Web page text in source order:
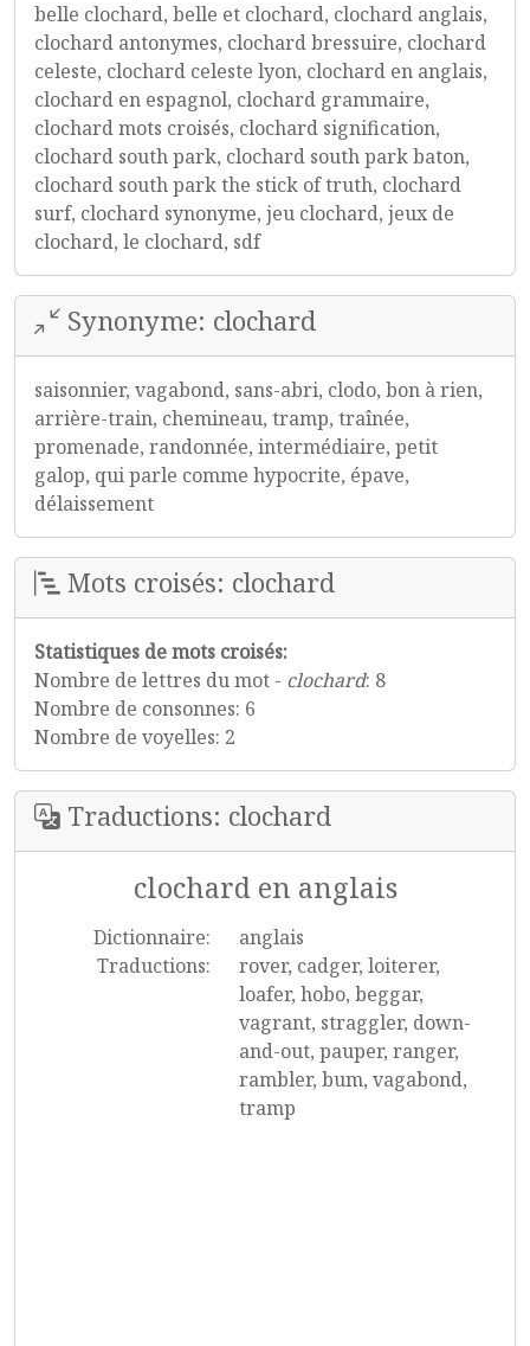
belle clochard, belle et clochard, clochard anglais,
clochard antonymes, clochard bressuire, clochard
celeste, clochard celeste lyon, clochard en anglais,
clochard en espagnol, clochard grammaire,
clochard mots croisés, clochard signification,
clochard south park, clochard south park baton,
clochard south park the stick of truth, clochard
surf, clochard synonyme, jeu clochard, jeux de
clochard, le clochard, sdf
Synonyme: clochard
saisonnier, vagabond, sans-abri, clodo, bon à rien,
arrière-train, chemineau, tramp, traînée,
promenade, randonnée, intermédiaire, petit
galop, qui parle comme hypocrite, épave,
délaissement
Mots croisés: clochard
Statistiques de mots croisés:
Nombre de lettres du mot - clochard: 8
Nombre de consonnes: 6
Nombre de voyelles: 2
Traductions: clochard
clochard en anglais
Dictionnaire:
anglais
Traductions:
rover, cadger, loiterer,
loafer, hobo, beggar,
vagrant, straggler, down-
and-out, pauper, ranger,
rambler, bum, vagabond,
tramp